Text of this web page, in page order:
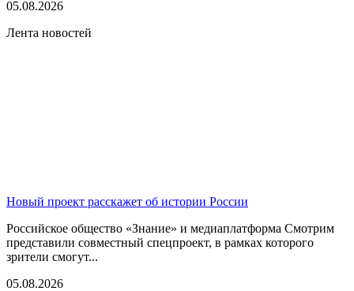
05.08.2026
Лента новостей
Новый проект расскажет об истории России
Российское общество «Знание» и медиаплатформа Смотрим
представили совместный спецпроект, в рамках которого
зрители смогут...
05.08.2026